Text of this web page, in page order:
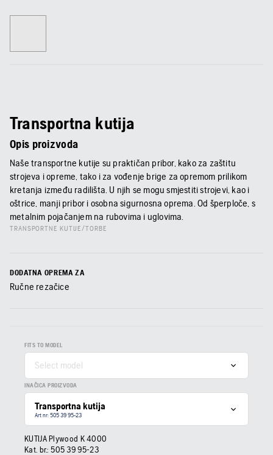
Transportna kutija
Opis proizvoda
Naše transportne kutije su praktičan pribor, kako za zaštitu
strojeva i opreme, tako i za vođenje brige za opremom prilikom
kretanja između radilišta. U njih se mogu smjestiti strojevi, kao i
oštrice, manji pribor i osobna sigurnosna oprema. Od šperploče, s
metalnim pojačanjem na rubovima i uglovima.
TRANSPORTNE KUTIJE/TORBE
DODATNA OPREMA ZA
Ručne rezačice
FITS TO MODEL
Select model
INAČICA PROIZVODA
Transportna kutija
Art nr: 505 39 95‑23
KUTIJA Plywood K 4000
Kat. br.: 505 39 95‑23